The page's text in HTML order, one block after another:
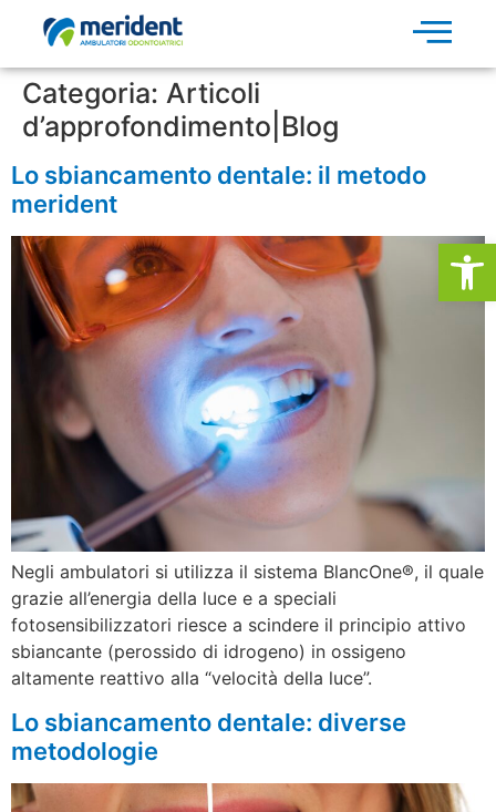
Apri la
Categoria: Articoli
d’approfondimento|Blog
Lo sbiancamento dentale: il metodo
merident
Negli ambulatori si utilizza il sistema BlancOne®, il quale
grazie all’energia della luce e a speciali
fotosensibilizzatori riesce a scindere il principio attivo
sbiancante (perossido di idrogeno) in ossigeno
altamente reattivo alla “velocità della luce”.
Lo sbiancamento dentale: diverse
metodologie